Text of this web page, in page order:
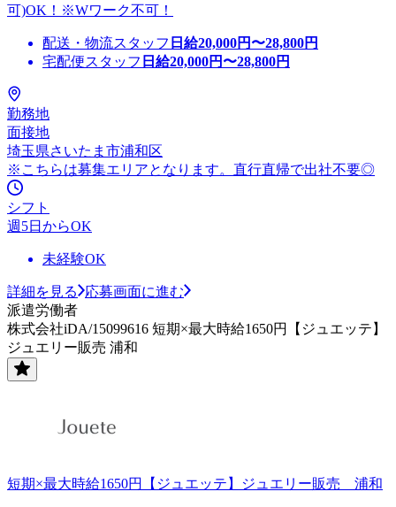
可)OK！※Wワーク不可！
配送・物流スタッフ 日給20,000円〜28,800円
宅配便スタッフ 日給20,000円〜28,800円
勤務地
面接地
埼玉県さいたま市浦和区
※こちらは募集エリアとなります。直行直帰で出社不要◎
シフト
週5日からOK
未経験OK
詳細を見る
応募画面に進む
派遣労働者
株式会社iDA/15099616 短期×最大時給1650円【ジュエッテ】
ジュエリー販売 浦和
短期×最大時給1650円【ジュエッテ】ジュエリー販売 浦和